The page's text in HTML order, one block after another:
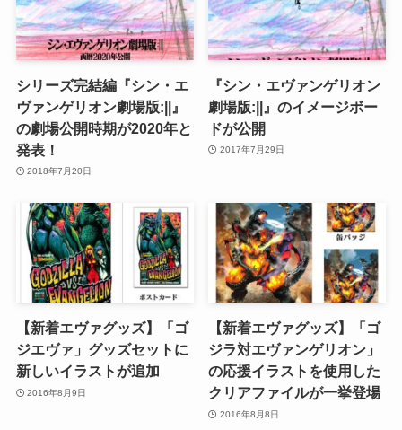
シリーズ完結編『シン・エ
ヴァンゲリオン劇場版:||』
の劇場公開時期が2020年と
発表！
2018年7月20日
『シン・エヴァンゲリオン
劇場版:||』のイメージボー
ドが公開
2017年7月29日
【新着エヴァグッズ】「ゴ
ジエヴァ」グッズセットに
新しいイラストが追加
2016年8月9日
【新着エヴァグッズ】「ゴ
ジラ対エヴァンゲリオン」
の応援イラストを使用した
クリアファイルが一挙登場
2016年8月8日